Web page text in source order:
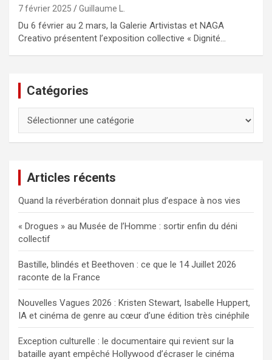
7 février 2025 Guillaume L.
Du 6 février au 2 mars, la Galerie Artivistas et NAGA
Creativo présentent l’exposition collective « Dignité…
Catégories
Articles récents
Quand la réverbération donnait plus d’espace à nos vies
« Drogues » au Musée de l’Homme : sortir enfin du déni
collectif
Bastille, blindés et Beethoven : ce que le 14 Juillet 2026
raconte de la France
Nouvelles Vagues 2026 : Kristen Stewart, Isabelle Huppert,
IA et cinéma de genre au cœur d’une édition très cinéphile
Exception culturelle : le documentaire qui revient sur la
bataille ayant empêché Hollywood d’écraser le cinéma